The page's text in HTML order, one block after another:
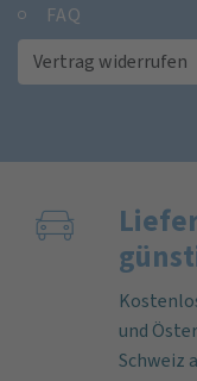
FAQ
Vertrag widerrufen
und
Schweiz